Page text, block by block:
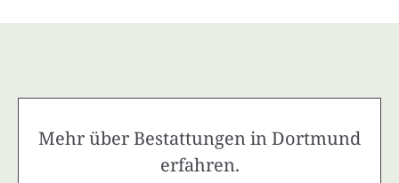
Mehr über Bestattungen in Dortmund
erfahren.